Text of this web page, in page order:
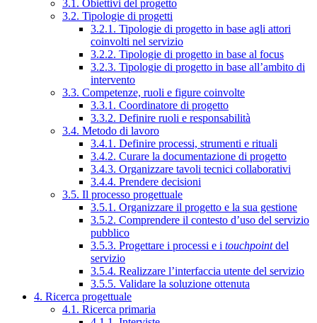
3.1. Obiettivi del progetto
3.2. Tipologie di progetti
3.2.1. Tipologie di progetto in base agli attori
coinvolti nel servizio
3.2.2. Tipologie di progetto in base al focus
3.2.3. Tipologie di progetto in base all’ambito di
intervento
3.3. Competenze, ruoli e figure coinvolte
3.3.1. Coordinatore di progetto
3.3.2. Definire ruoli e responsabilità
3.4. Metodo di lavoro
3.4.1. Definire processi, strumenti e rituali
3.4.2. Curare la documentazione di progetto
3.4.3. Organizzare tavoli tecnici collaborativi
3.4.4. Prendere decisioni
3.5. Il processo progettuale
3.5.1. Organizzare il progetto e la sua gestione
3.5.2. Comprendere il contesto d’uso del servizio
pubblico
3.5.3. Progettare i processi e i touchpointdel
servizio
3.5.4. Realizzare l’interfaccia utente del servizio
3.5.5. Validare la soluzione ottenuta
4. Ricerca progettuale
4.1. Ricerca primaria